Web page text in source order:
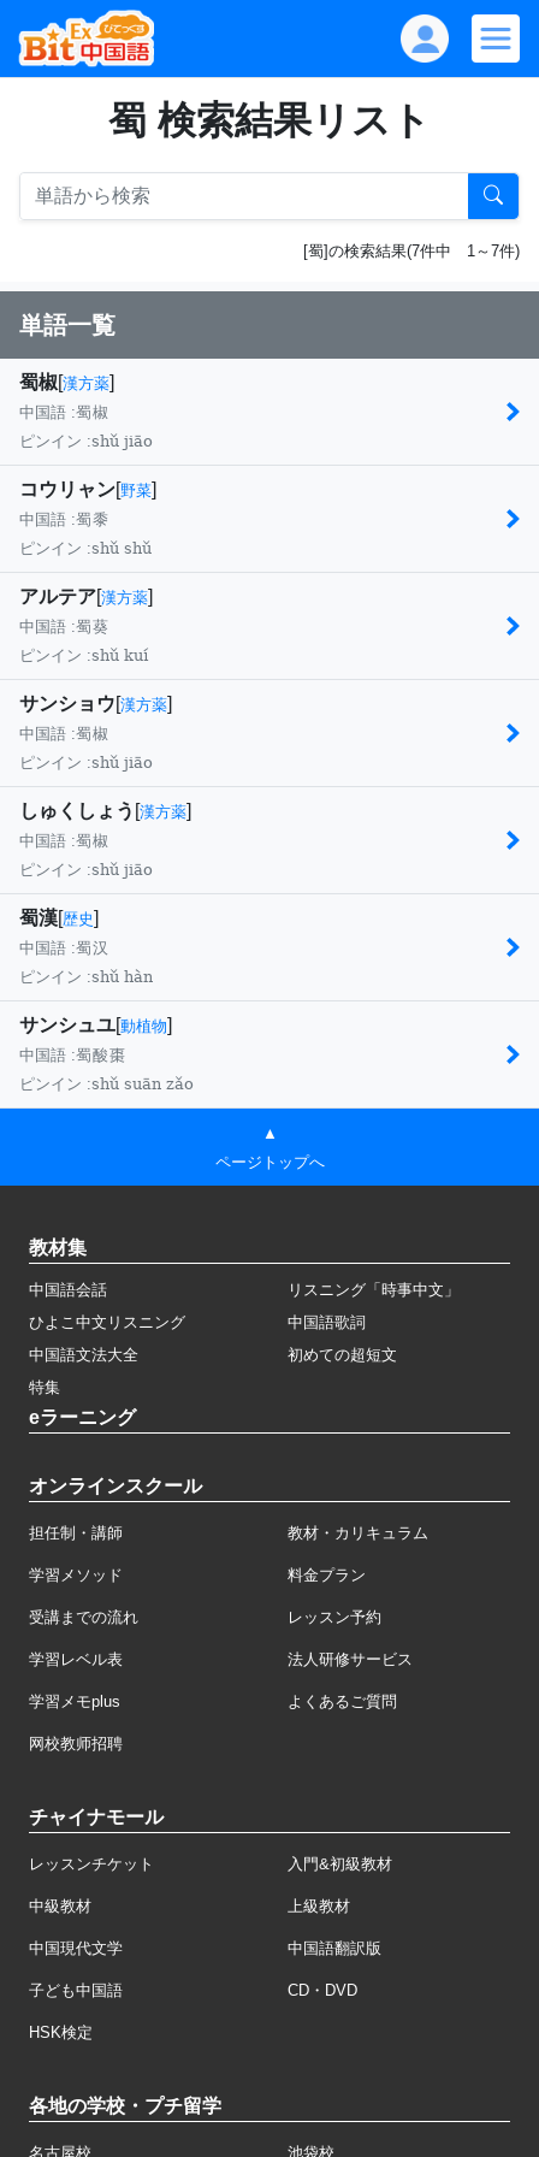
蜀 検索結果リスト
[蜀]の検索結果(7件中 1～7件)
単語一覧
蜀椒[漢方薬]
中国語 :蜀椒
ピンイン :shǔ jiāo
コウリャン[野菜]
中国語 :蜀黍
ピンイン :shǔ shǔ
アルテア[漢方薬]
中国語 :蜀葵
ピンイン :shǔ kuí
サンショウ[漢方薬]
中国語 :蜀椒
ピンイン :shǔ jiāo
しゅくしょう [漢方薬]
中国語 :蜀椒
ピンイン :shǔ jiāo
蜀漢[歴史]
中国語 :蜀汉
ピンイン :shǔ hàn
サンシュユ[動植物]
中国語 :蜀酸棗
ピンイン :shǔ suān zǎo
▲
ページトップへ
教材集
中国語会話
リスニング「時事中文」
ひよこ中文リスニング
中国語歌詞
中国語文法大全
初めての超短文
特集
eラーニング
オンラインスクール
担任制・講師 教材・カリキュラム
学習メソッド 料金プラン
受講までの流れ レッスン予約
学習レベル表 法人研修サービス
学習メモplus よくあるご質問
网校教师招聘
チャイナモール
レッスンチケット 入門&初級教材
中級教材 上級教材
中国現代文学 中国語翻訳版
子ども中国語 CD・DVD
HSK検定
各地の学校・プチ留学
名古屋校 池袋校